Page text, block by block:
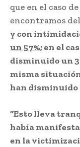
que en el caso de
encontramos
y con
un 57%; en el
disminuido un
misma
han disminuido
“Esto lleva
había
en la